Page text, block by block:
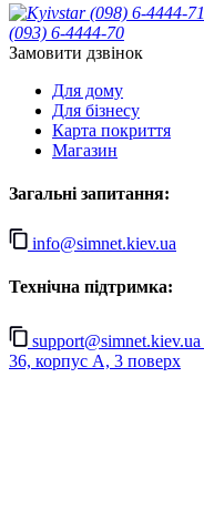
(098) 6-4444-71
(093) 6-4444-70
Замовити дзвінок
Для дому
Для бізнесу
Карта покриття
Магазин
Загальні запитання:
info@simnet.kiev.ua
Технічна підтримка:
support@simnet.kiev.ua
36, корпус А, 3 поверх